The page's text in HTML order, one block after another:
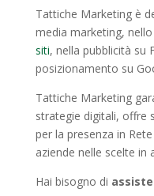
Tattiche Marketing è
media marketing,
siti, nella pubblicità su
posizionamento su
Tattiche Marketing
strategie digitali, offre
per la presenza in
aziende nelle scelte in
Hai bisogno di